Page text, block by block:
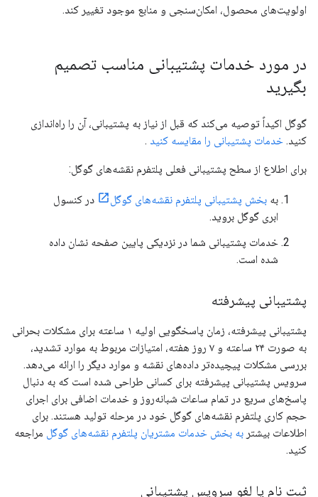
اولویت‌های محصول، امکان‌سنجی و منابع موجود تغییر کند.
در مورد خدمات پشتیبانی مناسب تصمیم
بگیرید
گوگل اکیداً توصیه می‌کند که قبل از نیاز به پشتیبانی، آن را راه‌اندازی
کنید. خدمات پشتیبانی را مقایسه کنید .
برای اطلاع از سطح پشتیبانی فعلی پلتفرم نقشه‌های گوگل:
به بخش پشتیبانی پلتفرم نقشه‌های گوگل
در کنسول
ابری گوگل بروید.
خدمات پشتیبانی شما در نزدیکی پایین صفحه نشان داده
شده است.
پشتیبانی پیشرفته
پشتیبانی پیشرفته، زمان پاسخگویی اولیه ۱ ساعته برای مشکلات بحرانی
به صورت ۲۴ ساعته و ۷ روز هفته، امتیازات مربوط به موارد تشدید،
بررسی مشکلات پیچیده‌تر داده‌های نقشه و موارد دیگر را ارائه می‌دهد.
سرویس پشتیبانی پیشرفته برای کسانی طراحی شده است که به دنبال
پاسخ‌های سریع در تمام ساعات شبانه‌روز و خدمات اضافی برای اجرای
حجم کاری پلتفرم نقشه‌های گوگل خود در مرحله تولید هستند. برای
اطلاعات بیشتر به بخش خدمات مشتریان پلتفرم نقشه‌های گوگل مراجعه
کنید.
ثبت نام یا لغو سرویس پشتیبانی